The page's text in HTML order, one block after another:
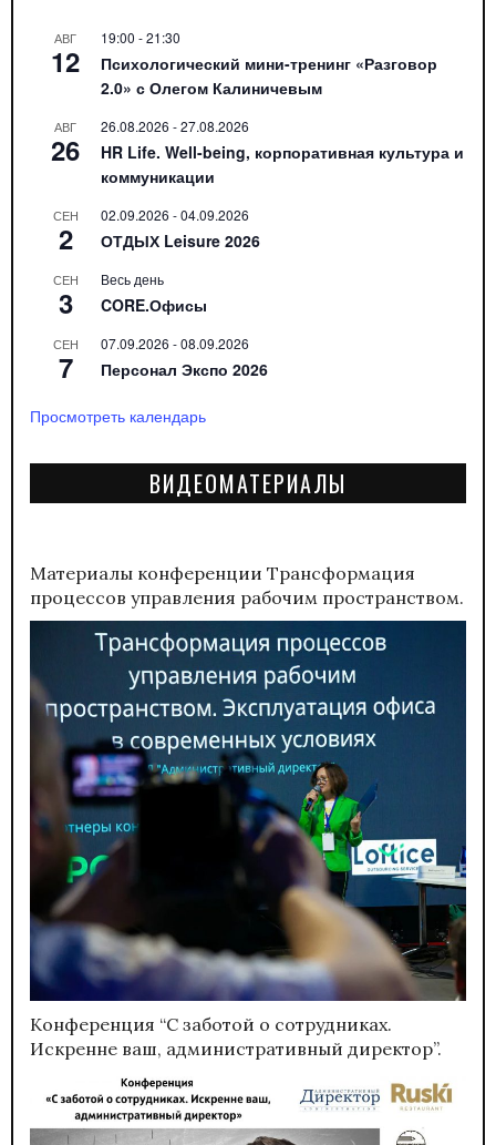
АВГ
12
19:00 -21:30
Психологический мини-тренинг «Разговор
2.0» с Олегом Калиничевым
АВГ
26
26.08.2026 -27.08.2026
HR Life. Well-being, корпоративная культура и
коммуникации
СЕН
2
02.09.2026 -04.09.2026
ОТДЫХ Leisure 2026
СЕН
3
Весь день
CORE.Офисы
СЕН
7
07.09.2026 -08.09.2026
Персонал Экспо 2026
Просмотреть календарь
ВИДЕОМАТЕРИАЛЫ
Материалы конференции Трансформация
процессов управления рабочим пространством.
Конференция “С заботой о сотрудниках.
Искренне ваш, административный директор”.